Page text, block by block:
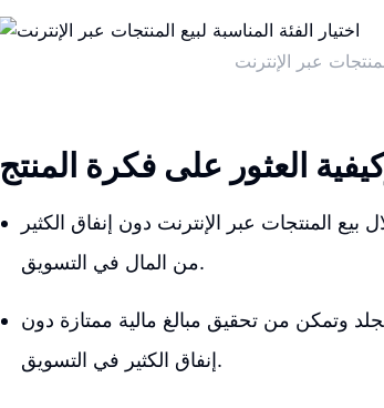
عبر الإنترنت
العثور على فكرة المنتج
المنتجات عبر الإنترنت دون إنفاق الكثير
من المال في التسويق.
وتمكن من تحقيق مبالغ مالية ممتازة دون
إنفاق الكثير في التسويق.